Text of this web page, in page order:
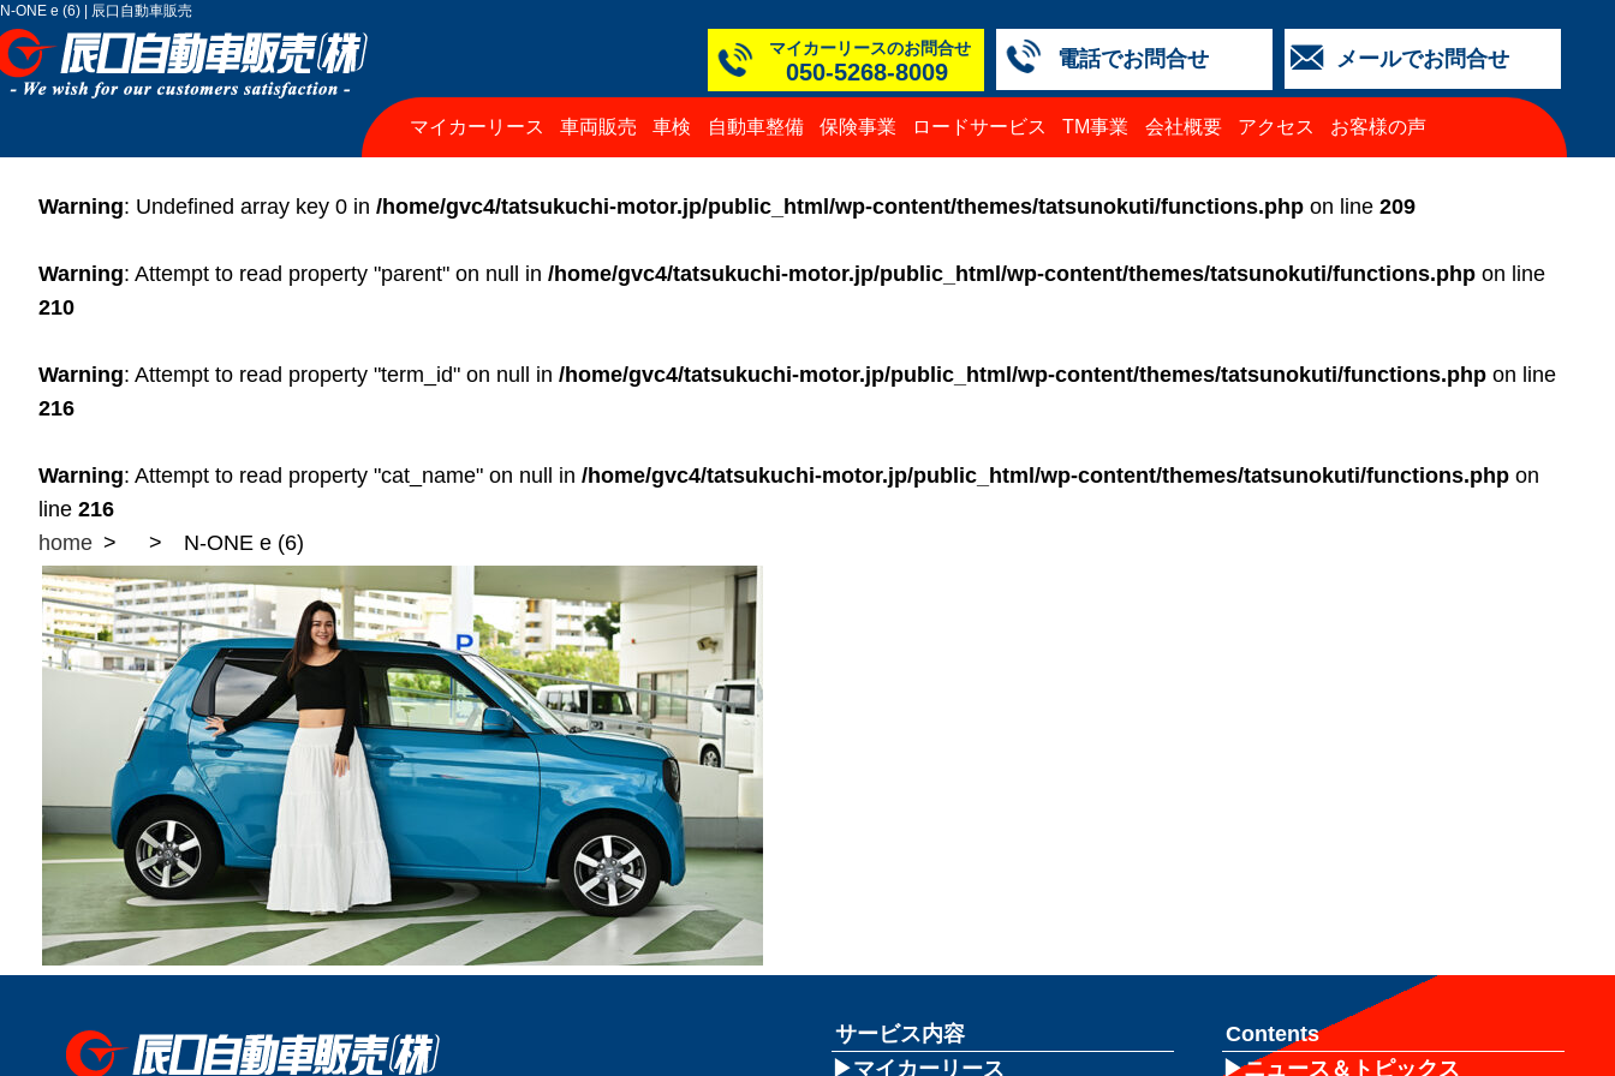
N-ONE e (6) | 辰口自動車販売
メールでお問合せ
電話でお問合せ
050-5264-4427
050-5268-8009
076-233-2318
076-255-0024
0776-33-2424
050-5264-4430
マイカーリースのお問合せ
050-5268-8009
マイカーリース 車両販売 車検 自動車整備 保険事業 ロードサービス TM事業 会社概要 アクセス お客様の声
Warning: Undefined array key 0 in /home/gvc4/tatsukuchi-motor.jp/public_html/wp-content/themes/tatsunokuti/functions.php on line 209
Warning: Attempt to read property "parent" on null in /home/gvc4/tatsukuchi-motor.jp/public_html/wp-content/themes/tatsunokuti/functions.php on line
210
Warning: Attempt to read property "term_id" on null in /home/gvc4/tatsukuchi-motor.jp/public_html/wp-content/themes/tatsunokuti/functions.php on line
216
Warning: Attempt to read property "cat_name" on null in /home/gvc4/tatsukuchi-motor.jp/public_html/wp-content/themes/tatsunokuti/functions.php on
line 216
home
N-ONE e (6)
サービス内容
マイカーリース
Contents
ニュース＆トピックス